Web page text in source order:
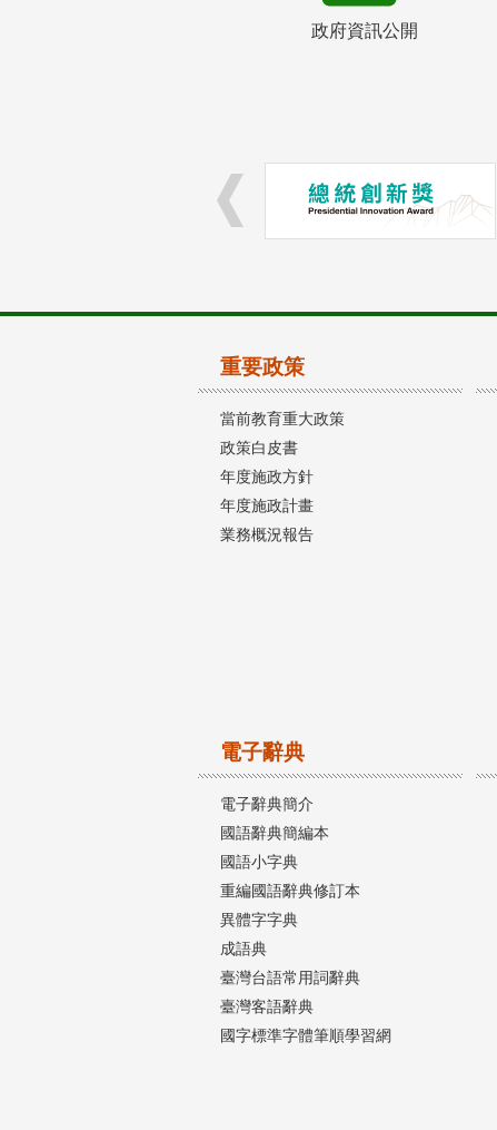
政府資訊公開
重要政策
當前教育重大政策
政策白皮書
年度施政方針
年度施政計畫
業務概況報告
電子辭典
電子辭典簡介
國語辭典簡編本
國語小字典
重編國語辭典修訂本
異體字字典
成語典
臺灣台語常用詞辭典
臺灣客語辭典
國字標準字體筆順學習網